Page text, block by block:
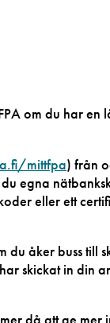
om du har en
mittfpa) från
egna
eller ett
du åker buss till
skickat in din